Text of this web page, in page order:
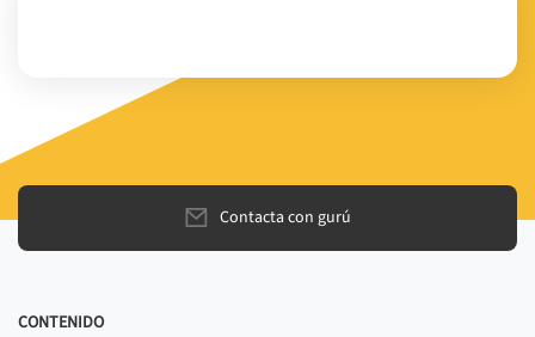
Contacta con gurú
CONTENIDO